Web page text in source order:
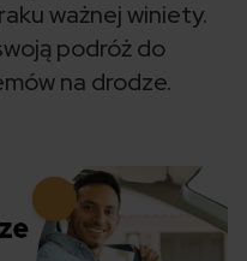
ważnej winiety.
podróż do
na drodze.